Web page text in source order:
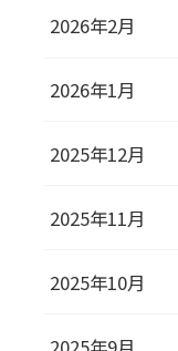
2026年2月
2026年1月
2025年12月
2025年11月
2025年10月